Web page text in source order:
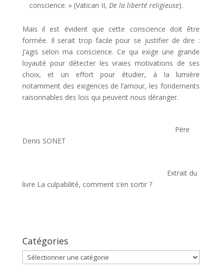
conscience. » (Vatican II, De la liberté religieuse).
Mais il est évident que cette conscience doit être
formée. Il serait trop facile pour se justifier de dire :
J’agis selon ma conscience. Ce qui exige une grande
loyauté pour détecter les vraies motivations de ses
choix, et un effort pour étudier, à la lumière
notamment des exigences de l’amour, les fondements
raisonnables des lois qui peuvent nous déranger.
Père
Denis SONET
Extrait du
livre La culpabilité, comment s’en sortir ?
Catégories
Catégories